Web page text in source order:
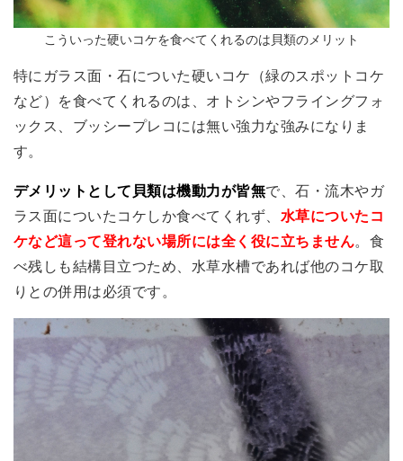
こういった硬いコケを食べてくれるのは貝類のメリット
特にガラス面・石についた硬いコケ（緑のスポットコケ
など）を食べてくれるのは、オトシンやフライングフォ
ックス、ブッシープレコには無い強力な強みになりま
す。
デメリットとして貝類は機動力が皆無で、石・流木やガ
ラス面についたコケしか食べてくれず、 水草についたコ
ケなど這って登れない場所には全く役に立ちません。食
べ残しも結構目立つため、水草水槽であれば他のコケ取
りとの併用は必須です。